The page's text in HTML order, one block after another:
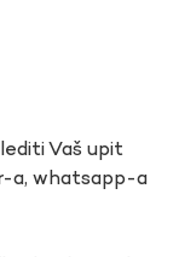
Vaš upit
a, whatsapp-a